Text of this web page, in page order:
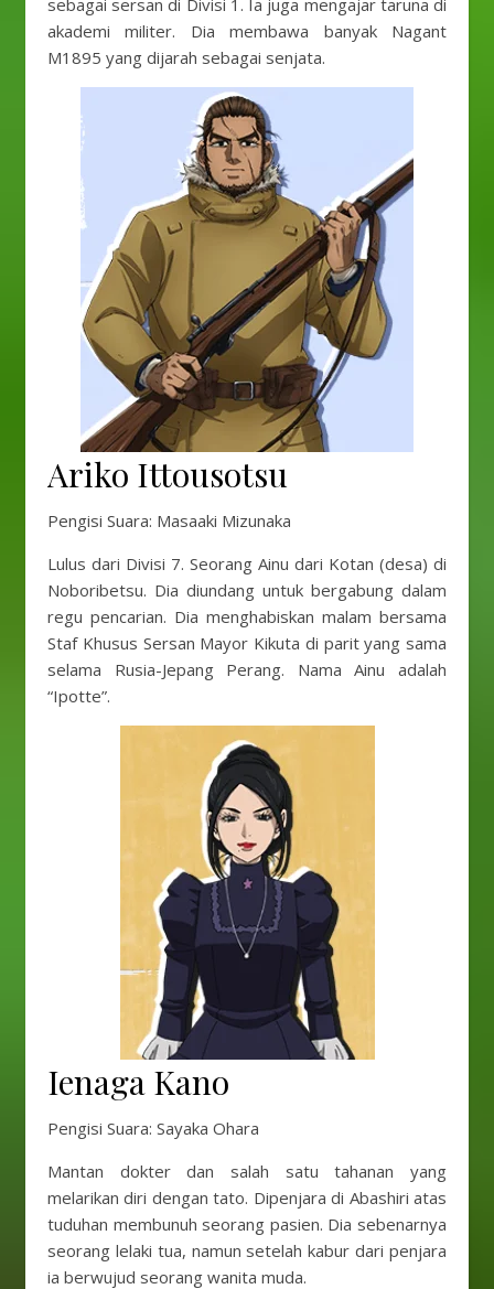
sebagai sersan di Divisi 1. Ia juga mengajar taruna di
akademi militer. Dia membawa banyak Nagant
M1895 yang dijarah sebagai senjata.
Ariko Ittousotsu
Pengisi Suara: Masaaki Mizunaka
Lulus dari Divisi 7. Seorang Ainu dari Kotan (desa) di
Noboribetsu. Dia diundang untuk bergabung dalam
regu pencarian. Dia menghabiskan malam bersama
Staf Khusus Sersan Mayor Kikuta di parit yang sama
selama Rusia-Jepang Perang. Nama Ainu adalah
“Ipotte”.
Ienaga Kano
Pengisi Suara: Sayaka Ohara
Mantan dokter dan salah satu tahanan yang
melarikan diri dengan tato. Dipenjara di Abashiri atas
tuduhan membunuh seorang pasien. Dia sebenarnya
seorang lelaki tua, namun setelah kabur dari penjara
ia berwujud seorang wanita muda.